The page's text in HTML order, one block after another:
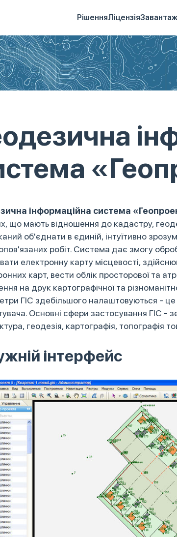
РішенняЛіцензія
інформаційна система
що мають відношення до кадастру,
об'єднати в єдиній, інтуїтивно
робіт. Система дає змогу
електронну карту місцевості,
карт, вести облік просторової та
на друк картографічної та
ГІС здебільшого налаштовуються - це
Основні сфери застосування ГІС -
геодезія, картографія, топографія
інтерфейс